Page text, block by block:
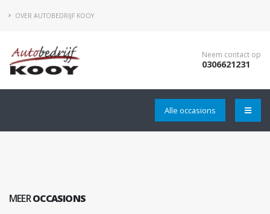
OVER AUTOBEDRIJF KOOY
Neem contact op
0306621231
Alle occasions
MEEROCCASIONS